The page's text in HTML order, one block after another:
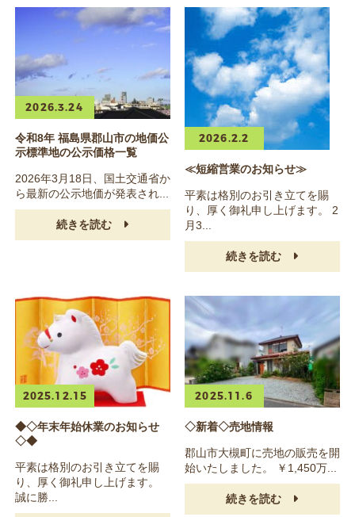
2026.3.24
令和8年 福島県郡山市の地価公
示標準地の公示価格一覧
2026年3月18日、国土交通省か
ら最新の公示地価が発表され...
続きを読む
2026.2.2
≪短縮営業のお知らせ≫
平素は格別のお引き立てを賜
り、厚く御礼申し上げます。 2
月3...
続きを読む
2025.12.15
◆◇年末年始休業のお知らせ
◇◆
平素は格別のお引き立てを賜
り、厚く御礼申し上げます。
誠に勝...
2025.11.6
◇新着◇売地情報
郡山市大槻町に売地の販売を開
始いたしました。 ￥1,450万...
続きを読む